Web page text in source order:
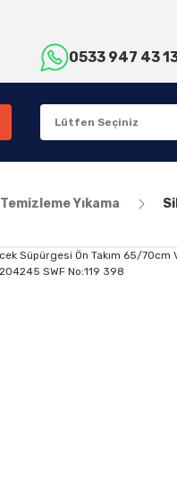
0533 947 43
Temizleme Yıkama